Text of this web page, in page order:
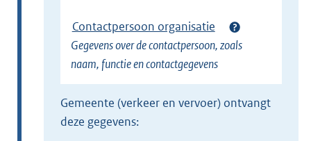
Contactpersoon organisatie
Gegevens over de contactpersoon, zoals
naam, functie en contactgegevens
gemeente (verkeer en vervoer) ontvangt
deze gegevens: